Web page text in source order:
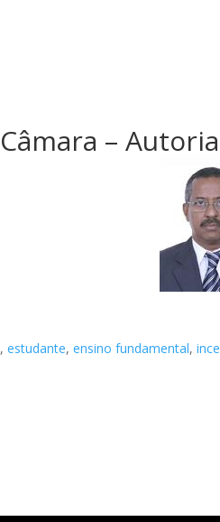
Câmara – Autoria
,estudante,ensino fundamental,